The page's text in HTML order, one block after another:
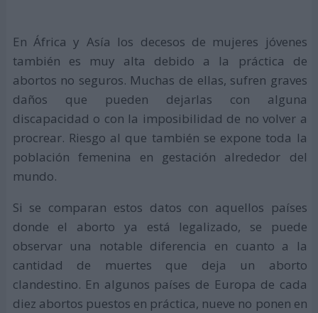
En África y Asía los decesos de mujeres jóvenes
también es muy alta debido a la práctica de
abortos no seguros. Muchas de ellas, sufren graves
daños que pueden dejarlas con alguna
discapacidad o con la imposibilidad de no volver a
procrear. Riesgo al que también se expone toda la
población femenina en gestación alrededor del
mundo.
Si se comparan estos datos con aquellos países
donde el aborto ya está legalizado, se puede
observar una notable diferencia en cuanto a la
cantidad de muertes que deja un aborto
clandestino. En algunos países de Europa de cada
diez abortos puestos en práctica, nueve no ponen en